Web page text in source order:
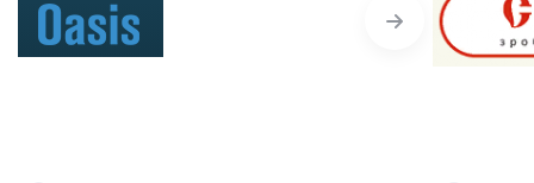
Next